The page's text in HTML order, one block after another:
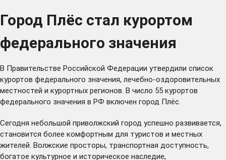
Город Плёс стал курортом
федерального значения
В Правительстве Российской Федерации утвердили список
курортов федерального значения, лечебно-оздоровительных
местностей и курортных регионов. В число 55 курортов
федерального значения в РФ включен город Плёс.
Сегодня небольшой приволжский город успешно развивается,
становится более комфортным для туристов и местных
жителей. Волжские просторы, транспортная доступность,
богатое культурное и историческое наследие,